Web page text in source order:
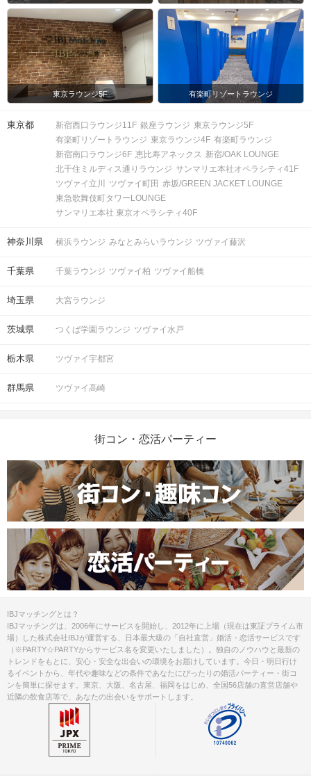
会場
注意事項
時間
15分前より受付開始。1時間半を予
定。
参加をご遠慮いただいております。
人数
8対8程度で進行予定。（最少開催人
ます。
服装 清潔感のある服装でお越しください。
注意事項
＜QRコード受付について＞
・受付前に以下①②をご対応のうえ、
ご来場ください。
完了していない場合は、ご参加いた
だけません。
①公式アプリのダウンロード ・ログイ
ン
キャンセル
について
ご予約手続き完了後、お客様都合によ
りキャンセルされた場合、参加費と同
額のキャンセル料が発生します。
東京ラウンジ5F 有楽町リゾートラウンジ
東京都 新宿西口ラウンジ11F 銀座ラウンジ 東京ラウンジ5F
有楽町リゾートラウンジ 東京ラウンジ4F 有楽町ラウンジ
新宿南口ラウンジ6F 恵比寿アネックス 新宿/OAK LOUNGE
北千住ミルディス通りラウンジ サンマリエ本社オペラシティ41F
ツヴァイ立川
ツヴァイ町田 赤坂/GREEN JACKET LOUNGE
東急歌舞伎町タワーLOUNGE
サンマリエ本社 東京オペラシティ40F
神奈川県 横浜ラウンジ みなとみらいラウンジ ツヴァイ藤沢
千葉県 千葉ラウンジ ツヴァイ柏 ツヴァイ船橋
埼玉県 大宮ラウンジ
茨城県 つくば学園ラウンジ ツヴァイ水戸
栃木県 ツヴァイ宇都宮
群馬県 ツヴァイ高崎
街コン・恋活パーティー
IBJマッチングとは？
IBJマッチングは、2006年にサービスを開始し、2012年に上場（現在は東証プライム市
場）した株式会社IBJが運営する、日本最大級の「自社直営」婚活・恋活サービスです
（※PARTY☆PARTYからサービス名を変更いたしました）。独自のノウハウと最新の
トレンドをもとに、安心・安全な出会いの環境をお届けしています。今日・明日行け
るイベントから、年代や趣味などの条件であなたにぴったりの婚活パーティー・街コ
ンを簡単に探せます。東京、大阪、名古屋、福岡をはじめ、全国56店舗の直営店舗や
近隣の飲食店等で、あなたの出会いをサポートします。